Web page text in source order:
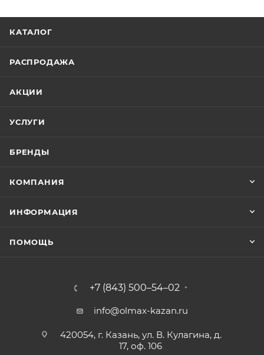
КАТАЛОГ
РАСПРОДАЖА
АКЦИИ
УСЛУГИ
БРЕНДЫ
КОМПАНИЯ
ИНФОРМАЦИЯ
ПОМОЩЬ
+7 (843) 500–54–02
info@olmax-kazan.ru
420054, г. Казань, ул. В. Кулагина, д.
17, оф. 106